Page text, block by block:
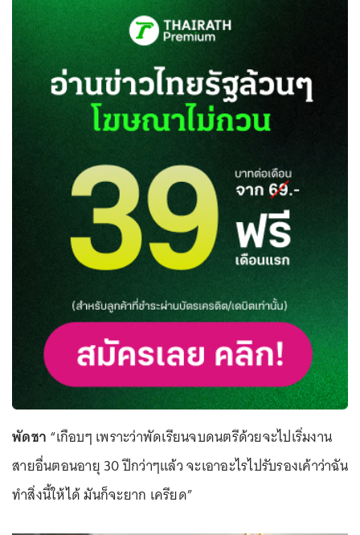
พัดชา “เกือบๆ เพราะว่าพัดเรียนจบดนตรีด้วยจะไปเริ่มงาน
สายอื่นตอนอายุ 30 ปีกว่าๆแล้ว จะเอาอะไรไปรับรองเค้าว่าฉัน
ทำสิ่งนี้ให้ได้ มันก็จะยาก เครียด”